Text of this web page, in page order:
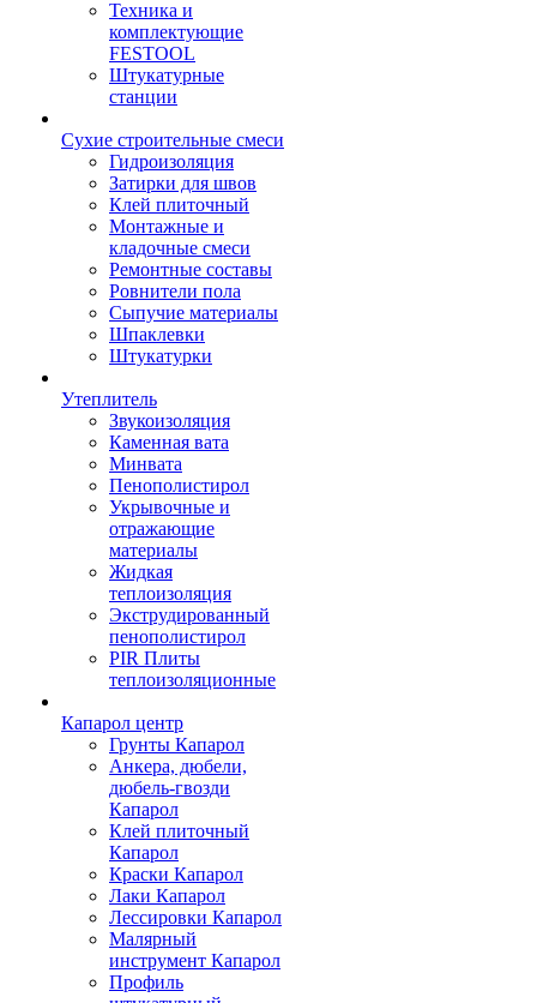
Техника и
комплектующие
FESTOOL
Штукатурные
станции
Сухие строительные смеси
Гидроизоляция
Затирки для швов
Клей плиточный
Монтажные и
кладочные смеси
Ремонтные составы
Ровнители пола
Сыпучие материалы
Шпаклевки
Штукатурки
Утеплитель
Звукоизоляция
Каменная вата
Минвата
Пенополистирол
Укрывочные и
отражающие
материалы
Жидкая
теплоизоляция
Экструдированный
пенополистирол
PIR Плиты
теплоизоляционные
Капарол центр
Грунты Капарол
Анкера, дюбели,
дюбель-гвозди
Капарол
Клей плиточный
Капарол
Краски Капарол
Лаки Капарол
Лессировки Капарол
Малярный
инструмент Капарол
Профиль